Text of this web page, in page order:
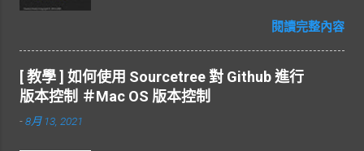
遊戲畫面中，招喚獸名稱也會改變 補充 : 催
身咒安裝 1 級符石後，會變成 鍛骨 lv 1( 等級
會隨符石等級而改變 ) 符石安裝前後特效差
異 特效差異 更多符石特效 :
支援手機及電子郵件註冊 填寫完基本資列後
意帳號註冊的規定 備註 : 透過電子郵件註冊
需要再輸入台灣手機號碼， 此步驟驗證過
後，還需要再輸入一組中國的號碼。如果沒
閱讀完整內容
[ 教學 ] 如何使用 Sourcetree 對 Github 進行
版本控制 ＃Mac OS 版本控制
-8月 13, 2021